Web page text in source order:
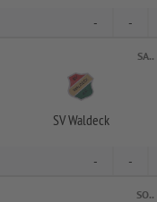
- -
SA..
SV Waldeck
- -
SO..